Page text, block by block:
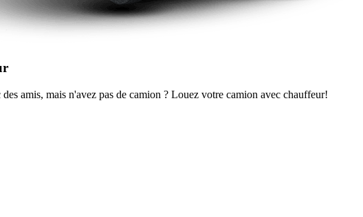
des amis, mais n'avez pas de camion ? Louez votre camion avec chauffeur!